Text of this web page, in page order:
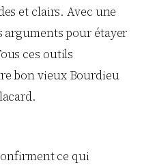
et clairs. Avec une
pour étayer
ces outils
bon vieux Bourdieu
ce qui